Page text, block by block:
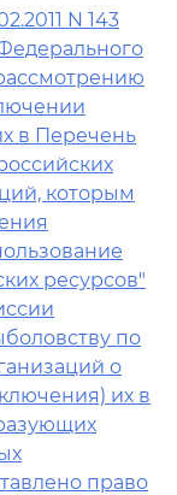
N 143
Федерального
в Перечень
которым
ресурсов"
по
о
их в
право